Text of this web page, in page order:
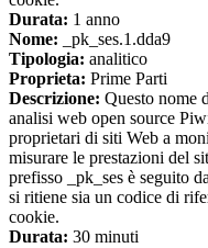
Durata: 1 anno
Nome: _pk_ses.1.dda9
Tipologia: analitico
Proprieta: Prime Parti
Descrizione: Questo nome
analisi web open source
proprietari di siti Web a
misurare le prestazioni del
prefisso _pk_ses è seguito
si ritiene sia un codice di
cookie.
Durata: 30 minuti